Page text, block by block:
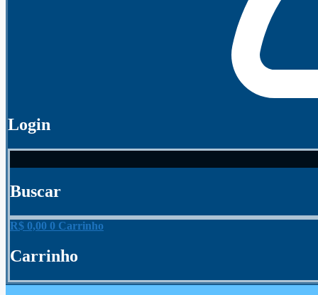
Login
Buscar
R$ 0,00 0 Carrinho
Carrinho